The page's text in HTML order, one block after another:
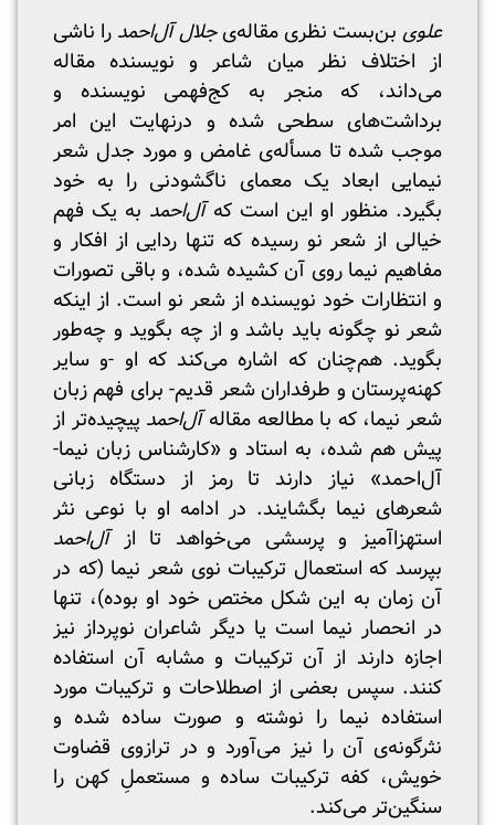
علوی بن‌بست نظری مقاله‌‌یجلال آل‌احمد را ناشی
از اختلاف نظر میان شاعر و نویسنده مقاله
می‌داند، که منجر به کج‌فهمی نویسنده و
برداشت‌های سطحی شده و درنهایت این امر
موجب شده تا مسأله‌ی غامض و مورد جدل شعر
نیمایی ابعاد یک معمای ناگشودنی را به خود
بگیرد. منظور او این است کهآل‌احمد به یک فهم
خیالی از شعر نو رسیده که تنها ردایی از افکار و
مفاهیم نیما روی آن کشیده شده، و باقی تصورات
و انتظارات خود نویسنده از شعر نو است. از اینکه
شعر نو چگونه باید باشد و از چه بگوید و چه‌طور
بگوید. هم‌چنان که اشاره می‌کند که او -و سایر
کهنه‌پرستان و طرفداران شعر قدیم- برای فهم زبان
شعر نیما، که با مطالعه مقالهآل‌احمد پیچیده‌تر از
پیش هم شده، به استاد و «کارشناس زبان نیما-
آل‌احمد» نیاز دارند تا رمز از دستگاه زبانی
شعرهای نیما بگشایند. در ادامه او با نوعی نثر
استهزاآمیز و پرسشی می‌خواهد تا ازآل‌احمد
بپرسد که استعمال ترکیبات نوی شعر نیما (که در
آن زمان به این شکل مختص خود او بوده)، تنها
در انحصار نیما است یا دیگر شاعران نوپرداز نیز
اجازه دارند از آن ترکیبات و مشابه آن استفاده
کنند. سپس بعضی از اصطلاحات و ترکیبات مورد
استفاده نیما را نوشته و صورت ساده شده‌ و
نثرگونه‌ی آن را نیز می‌آورد و در ترازوی قضاوت
خویش، کفه ترکیبات ساده و مستعملِ کهن را
سنگین‌تر می‌کند.